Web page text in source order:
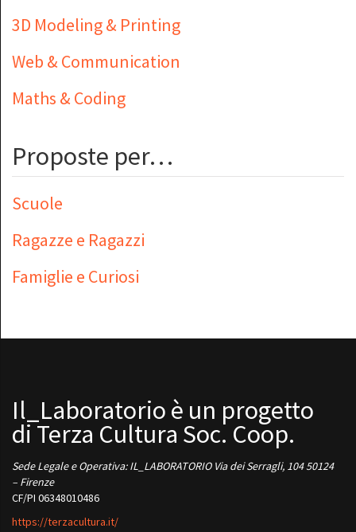
3D Modeling & Printing
Web & Communication
Maths & Coding
Proposte per…
Scuole
Ragazze e Ragazzi
Famiglie e Curiosi
Il_Laboratorio è un progetto
di Terza Cultura Soc. Coop.
Sede Legale e Operativa: IL_LABORATORIO Via dei Serragli, 104 50124
– Firenze
CF/PI 06348010486
https://terzacultura.it/